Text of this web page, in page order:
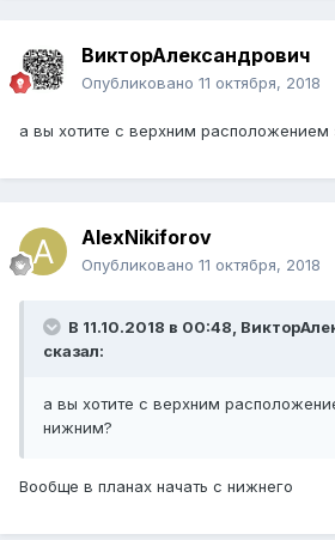
ВикторАлександрович
Опубликовано 11 октября, 2018
а вы хотите с верхним
AlexNikiforov
Опубликовано 11 октября, 2018
В 11.10.2018 в 00:48,
сказал:
а вы хотите с верхним
нижним?
Вообще в планах начать с нижнего